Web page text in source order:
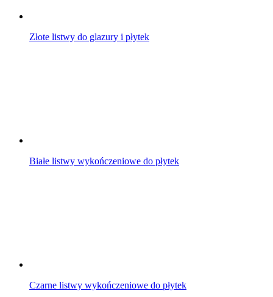
Złote listwy do glazury i płytek
Białe listwy wykończeniowe do płytek
Czarne listwy wykończeniowe do płytek